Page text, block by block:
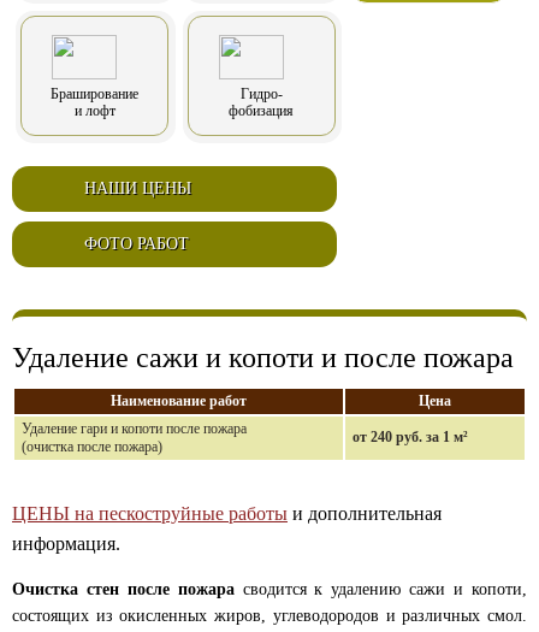
Браширование
и лофт
Гидро-
фобизация
НАШИ ЦЕНЫ
ФОТО РАБОТ
Удаление сажи и копоти и после пожара
Наименование работ
Цена
Удаление гари и копоти после пожара
(очистка после пожара)
от 240 руб. за 1 м²
ЦЕНЫ на пескоструйные работы и дополнительная
информация.
Очистка стен после пожарасводится к удалению сажи и копоти,
состоящих из окисленных жиров, углеводородов и различных смол.